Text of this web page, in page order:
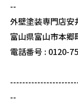
--
外壁塗装専門店安
富山県富山市本郷
電話番号 : 0120-
--